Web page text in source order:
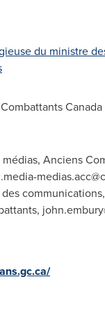
du ministre
Canada
Anciens